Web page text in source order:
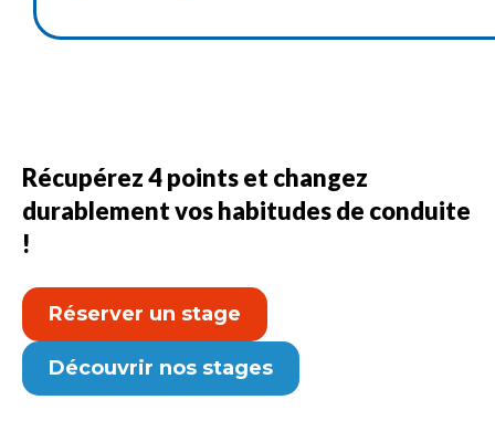
Récupérez 4 points et changez
durablement vos habitudes de conduite
!
Réserver un stage
Découvrir nos stages